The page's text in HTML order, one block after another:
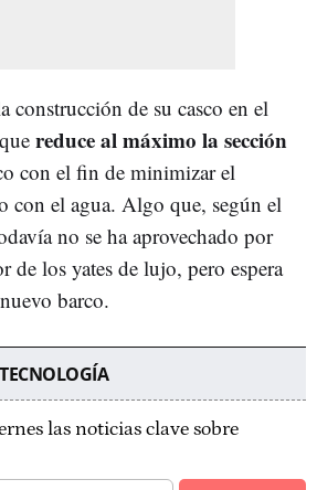
construcción de su casco en el
reduce al máximo la sección
con el fin de minimizar el
con el agua. Algo que, según el
no se ha aprovechado por
de los yates de lujo, pero espera
barco.
las noticias clave sobre